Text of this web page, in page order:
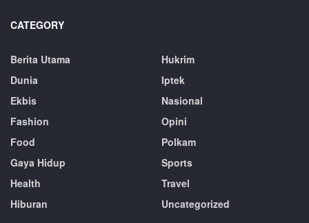
CATEGORY
Berita Utama
Dunia
Ekbis
Fashion
Food
Gaya Hidup
Health
Hiburan
Hukrim
Iptek
Nasional
Opini
Polkam
Sports
Travel
Uncategorized